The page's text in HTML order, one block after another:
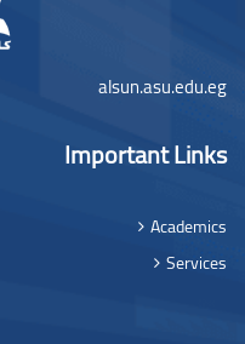
alsun.asu.edu.eg
Important Links
Academics
Services